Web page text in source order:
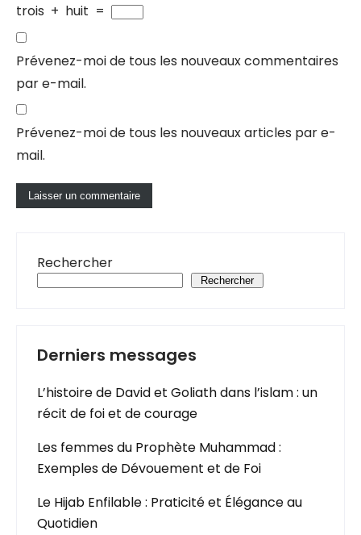
trois + huit =
Prévenez-moi de tous les nouveaux commentaires
par e-mail.
Prévenez-moi de tous les nouveaux articles par e-
mail.
Rechercher
Rechercher
Derniers messages
L’histoire de David et Goliath dans l’islam : un
récit de foi et de courage
Les femmes du Prophète Muhammad :
Exemples de Dévouement et de Foi
Le Hijab Enfilable : Praticité et Élégance au
Quotidien